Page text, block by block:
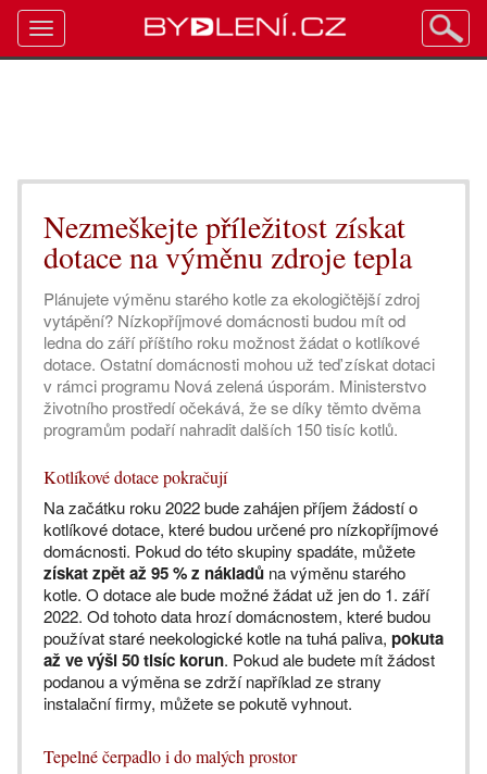
Nezmeškejte příležitost získat
dotace na výměnu zdroje tepla
Plánujete výměnu starého kotle za ekologičtější zdroj
vytápění? Nízkopříjmové domácnosti budou mít od
ledna do září příštího roku možnost žádat o kotlíkové
dotace. Ostatní domácnosti mohou už teď získat dotaci
v rámci programu Nová zelená úsporám. Ministerstvo
životního prostředí očekává, že se díky těmto dvěma
programům podaří nahradit dalších 150 tisíc kotlů.
Kotlíkové dotace pokračují
Na začátku roku 2022 bude zahájen příjem žádostí o
kotlíkové dotace, které budou určené pro nízkopříjmové
domácnosti. Pokud do této skupiny spadáte, můžete
získat zpět až 95 % z nákladů na výměnu starého
kotle. O dotace ale bude možné žádat už jen do 1. září
2022. Od tohoto data hrozí domácnostem, které budou
používat staré neekologické kotle na tuhá paliva, pokuta
až ve výši 50 tisíc korun. Pokud ale budete mít žádost
podanou a výměna se zdrží například ze strany
instalační firmy, můžete se pokutě vyhnout.
Tepelné čerpadlo i do malých prostor
Toggle
navigation